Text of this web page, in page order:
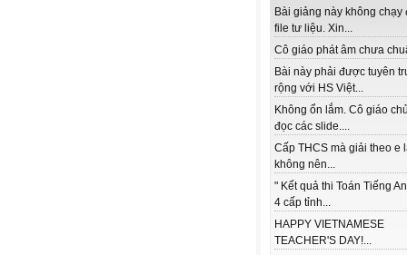
Bài giảng này không chạy
file tư liệu. Xin...
Cô giáo phát âm chưa
Bài này phải được tuyên
rộng với HS Việt...
Không ổn lắm. Cô giáo
đọc các slide....
Cấp THCS mà giải theo e
không nên...
" Kết quả thi Toán Tiếng
4 cấp tỉnh...
HAPPY VIETNAMESE
TEACHER'S DAY!...